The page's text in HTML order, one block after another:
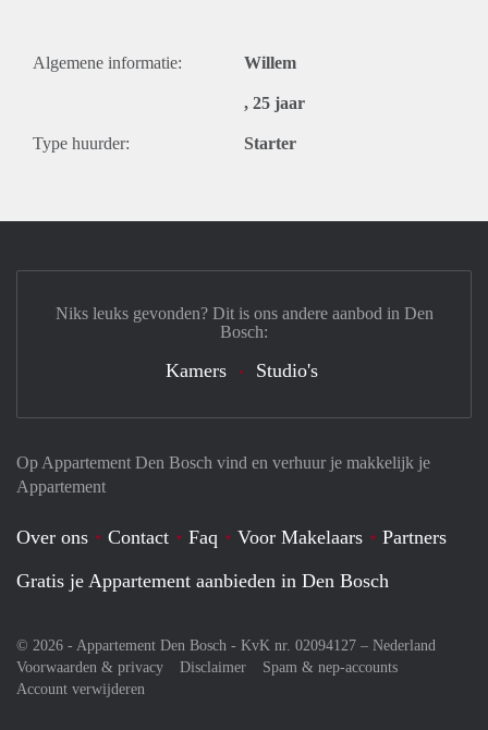
Algemene informatie: Willem
, 25 jaar
Type huurder: Starter
Op Appartement Den Bosch vind en verhuur je makkelijk je
Appartement
Over ons Contact Faq Voor Makelaars
Partners
Gratis je Appartement aanbieden in Den Bosch
© 2026 - Appartement Den Bosch - KvK nr. 02094127 – Nederland
Voorwaarden & privacy
Disclaimer
Spam & nep-accounts
Account verwijderen
Niks leuks gevonden? Dit is ons andere aanbod in Den
Bosch:
Kamers Studio's